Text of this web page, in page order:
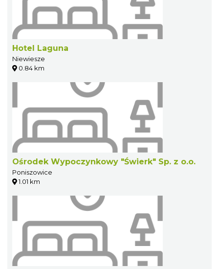
Hotel Laguna
Niewiesze
0.84 km
Ośrodek Wypoczynkowy "Świerk" Sp. z o.o.
Poniszowice
1.01 km